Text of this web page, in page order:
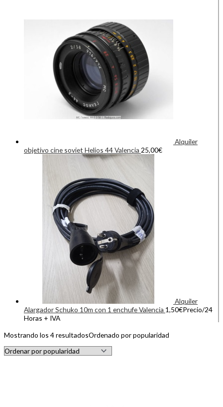
Alquiler
objetivo cine soviet Helios 44 Valencia 25,00€
Alquiler
Alargador Schuko 10m con 1 enchufe Valencia 1,50€Precio/24
Horas + IVA
Mostrando los 4 resultadosOrdenado por popularidad